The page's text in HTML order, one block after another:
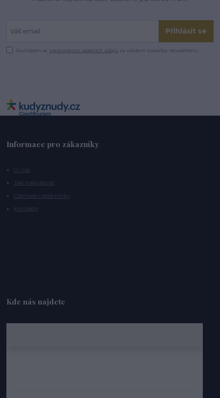
Přihlásit se
Souhlasím se zpracováním osobních údajů za účelem rozesílky newsletteru.
Informace pro zákazníky
O nás
Jak nakupovat
Obchodní podmínky
Kontakty
Kde nás najdete